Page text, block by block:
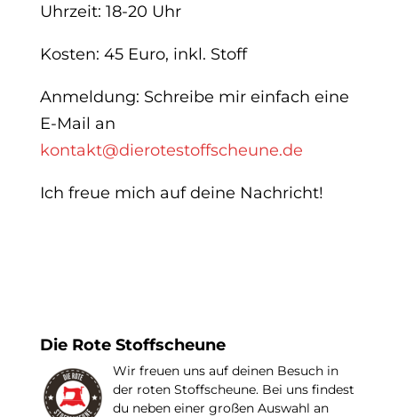
Uhrzeit: 18-20 Uhr
Kosten: 45 Euro, inkl. Stoff
Anmeldung: Schreibe mir einfach eine
E-Mail an
kontakt@dierotestoffscheune.de
Ich freue mich auf deine Nachricht!
Die Rote Stoffscheune
Wir freuen uns auf deinen Besuch in
der roten Stoffscheune. Bei uns findest
du neben einer großen Auswahl an